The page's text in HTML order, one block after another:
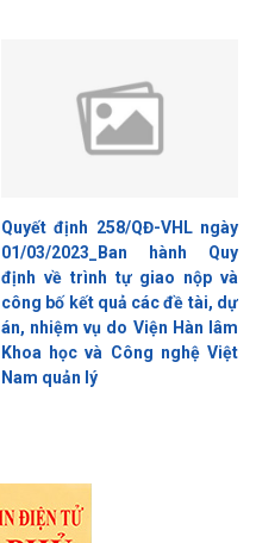
Quyết định 258/QĐ-VHL ngày
01/03/2023_Ban hành Quy
định về trình tự giao nộp và
công bố kết quả các đề tài, dự
án, nhiệm vụ do Viện Hàn lâm
Khoa học và Công nghệ Việt
Nam quản lý